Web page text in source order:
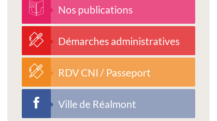
Nos publications
Démarches administratives
RDV CNI / Passeport
Ville de Réalmont